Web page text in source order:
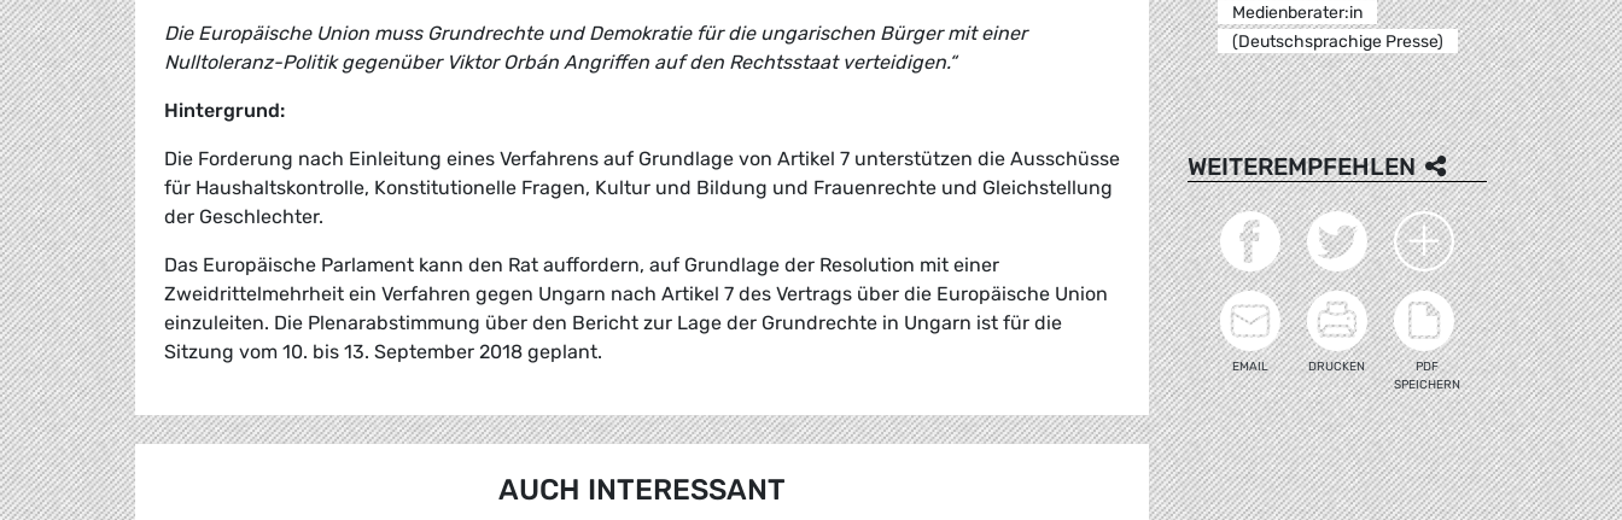
Die Europäische Union muss Grundrechte und Demokratie für die ungarischen Bürger mit einer
Nulltoleranz-Politik gegenüber Viktor Orbán Angriffen auf den Rechtsstaat verteidigen.“
Hintergrund:
Die Forderung nach Einleitung eines Verfahrens auf Grundlage von Artikel 7 unterstützen die Ausschüsse
für Haushaltskontrolle, Konstitutionelle Fragen, Kultur und Bildung und Frauenrechte und Gleichstellung
der Geschlechter.
Das Europäische Parlament kann den Rat auffordern, auf Grundlage der Resolution mit einer
Zweidrittelmehrheit ein Verfahren gegen Ungarn nach Artikel 7 des Vertrags über die Europäische Union
einzuleiten. Die Plenarabstimmung über den Bericht zur Lage der Grundrechte in Ungarn ist für die
Sitzung vom 10. bis 13. September 2018 geplant.
AUCH INTERESSANT
Medienberater:in
(Deutschsprachige Presse)
WEITEREMPFEHLEN
EMAIL DRUCKEN
PDF
SPEICHERN